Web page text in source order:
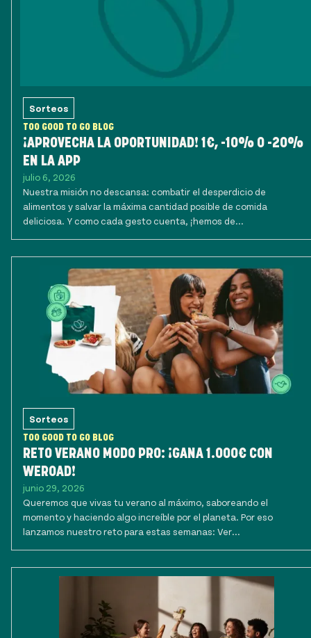
Sorteos
TOO GOOD TO GO BLOG
¡APROVECHA LA OPORTUNIDAD! 1€, -10% O -20%
EN LA APP
julio 6, 2026
Nuestra misión no descansa: combatir el desperdicio de
alimentos y salvar la máxima cantidad posible de comida
deliciosa. Y como cada gesto cuenta, ¡hemos de...
Sorteos
TOO GOOD TO GO BLOG
RETO VERANO MODO PRO: ¡GANA 1.000€ CON
WEROAD!
junio 29, 2026
Queremos que vivas tu verano al máximo, saboreando el
momento y haciendo algo increíble por el planeta. Por eso
lanzamos nuestro reto para estas semanas: Ver...